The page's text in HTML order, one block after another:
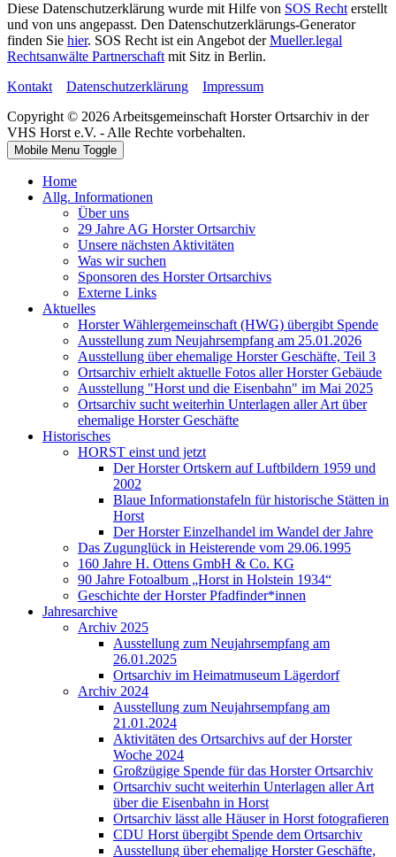
Diese Datenschutzerklärung wurde mit Hilfe von SOS Recht erstellt
und von uns angepasst. Den Datenschutzerklärungs-Generator
finden Sie hier. SOS Recht ist ein Angebot derMueller.legal
Rechtsanwälte Partnerschaft mit Sitz in Berlin.
Kontakt
Datenschutzerklärung
Impressum
Copyright © 2026 Arbeitsgemeinschaft Horster Ortsarchiv in der
VHS Horst e.V. - Alle Rechte vorbehalten.
Mobile Menu Toggle
Home
Allg. Informationen
Über uns
29 Jahre AG Horster Ortsarchiv
Unsere nächsten Aktivitäten
Was wir suchen
Sponsoren des Horster Ortsarchivs
Externe Links
Aktuelles
Horster Wählergemeinschaft (HWG) übergibt Spende
Ausstellung zum Neujahrsempfang am 25.01.2026
Ausstellung über ehemalige Horster Geschäfte, Teil 3
Ortsarchiv erhielt aktuelle Fotos aller Horster Gebäude
Ausstellung "Horst und die Eisenbahn" im Mai 2025
Ortsarchiv sucht weiterhin Unterlagen aller Art über
ehemalige Horster Geschäfte
Historisches
HORST einst und jetzt
Der Horster Ortskern auf Luftbildern 1959 und
2002
Blaue Informationstafeln für historische Stätten in
Horst
Der Horster Einzelhandel im Wandel der Jahre
Das Zugunglück in Heisterende vom 29.06.1995
160 Jahre H. Ottens GmbH & Co. KG
90 Jahre Fotoalbum „Horst in Holstein 1934“
Geschichte der Horster Pfadfinder*innen
Jahresarchive
Archiv 2025
Ausstellung zum Neujahrsempfang am
26.01.2025
Ortsarchiv im Heimatmuseum Lägerdorf
Archiv 2024
Ausstellung zum Neujahrsempfang am
21.01.2024
Aktivitäten des Ortsarchivs auf der Horster
Woche 2024
Großzügige Spende für das Horster Ortsarchiv
Ortsarchiv sucht weiterhin Unterlagen aller Art
über die Eisenbahn in Horst
Ortsarchiv lässt alle Häuser in Horst fotografieren
CDU Horst übergibt Spende dem Ortsarchiv
Ausstellung über ehemalige Horster Geschäfte,